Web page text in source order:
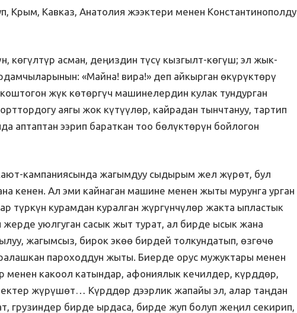
Крым, Кавказ, Анатолия жээктери менен Константинополду
көгүлтүр асман, деңиздин түсү кызгылт-көгүш; эл жык-
«Майна! вира!» деп айкырган өкүрүктөрү
жүк көтөргүч машинелердин кулак тундурган
аягы жок күтүүлөр, кайрадан тынчтануу, тартип
аптаптан ээрип бараткан тоо бөлүктөрүн бойлогон
кампаниясында жагымдуу сыдырым жел жүрөт, бул
кенен. Ал эми кайнаган машине менен жыты мурунга урган
түркүн курамдан куралган жүргүнчүлөр жакта ыпластык
уюлгуган сасык жыт турат, ал бирде ысык жана
жагымсыз, бирок экөө бирдей толкундатып, өзгөчө
пароходдун жыты. Биерде орус мужуктары менен
менен какоол катындар, афониялык кечилдер, күрддөр,
жүрүшөт… Күрддөр дээрлик жапайы эл, алар таңдан
грузиндер бирде ырдаса, бирде жуп болуп жеңил секирип,